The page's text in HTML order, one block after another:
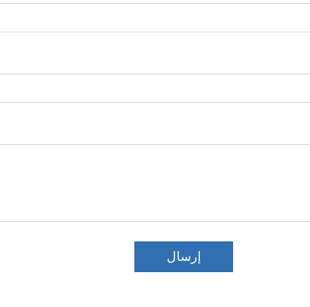
إرسال